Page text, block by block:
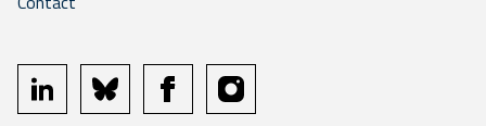
linkedin bluesky facebookinstagram